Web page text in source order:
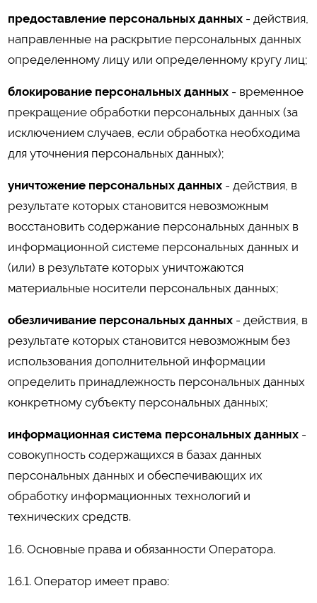
предоставление персональных данных- действия,
направленные на раскрытие персональных данных
определенному лицу или определенному кругу лиц;
блокирование персональных данных- временное
прекращение обработки персональных данных (за
исключением случаев, если обработка необходима
для уточнения персональных данных);
уничтожение персональных данных- действия, в
результате которых становится невозможным
восстановить содержание персональных данных в
информационной системе персональных данных и
(или) в результате которых уничтожаются
материальные носители персональных данных;
обезличивание персональных данных- действия, в
результате которых становится невозможным без
использования дополнительной информации
определить принадлежность персональных данных
конкретному субъекту персональных данных;
информационная система персональных данных-
совокупность содержащихся в базах данных
персональных данных и обеспечивающих их
обработку информационных технологий и
технических средств.
1.6. Основные права и обязанности Оператора.
1.6.1. Оператор имеет право: